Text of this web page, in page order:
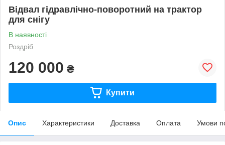
Відвал гідравлічно-поворотний на трактор
для снігу
В наявності
Роздріб
120 000 ₴
Купити
Опис Характеристики Доставка Оплата Умови